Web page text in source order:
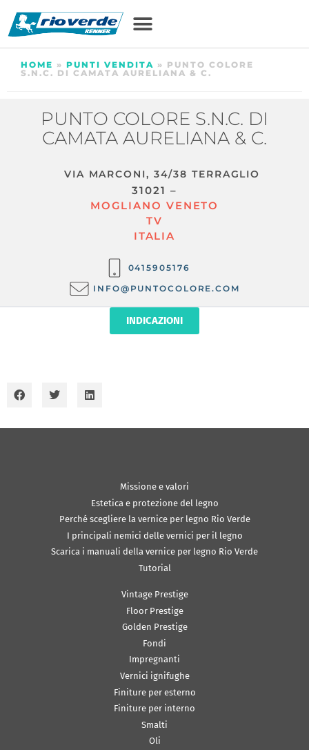
HOME » PUNTI VENDITA » PUNTO COLORE
S.N.C. DI CAMATA AURELIANA & C.
PUNTO COLORE S.N.C. DI
CAMATA AURELIANA & C.
VIA MARCONI, 34/38 TERRAGLIO
31021 –
MOGLIANO VENETO
TV
ITALIA
0415905176
INFO@PUNTOCOLORE.COM
INDICAZIONI
Missione e valori
Estetica e protezione del legno
Perché scegliere la vernice per legno Rio Verde
I principali nemici delle vernici per il legno
Scarica i manuali della vernice per legno Rio Verde
Tutorial
Vintage Prestige
Floor Prestige
Golden Prestige
Fondi
Impregnanti
Vernici ignifughe
Finiture per esterno
Finiture per interno
Smalti
Oli